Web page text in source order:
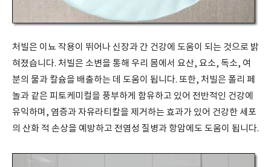
처빌은 이뇨 작용이 뛰어나 신장과 간 건강에 도움이 되는 것으로 밝
혀졌습니다. 처빌은 소변을 통해 우리 몸에서 요산, 요소, 독소, 여
분의 물과 칼슘을 배출하는 데 도움이 됩니다. 또한, 처빌은 폴리 페
놀과 같은 피토케미컬을 풍부하게 함유하고 있어 전반적인 건강에
유익하며, 염증과 자유라티칼을 제거하는 효과가 있어 건강한 세포
의 산화 적 손상을 예방하고 전염성 질병과 항암에도 도움이 됩니다.